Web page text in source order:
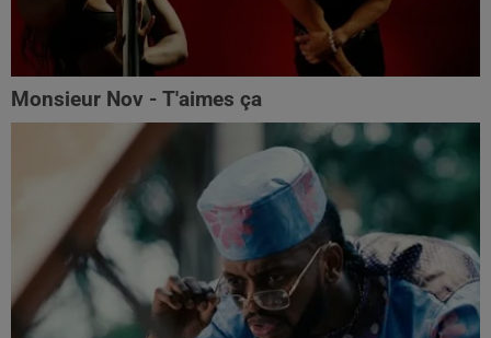
Monsieur Nov - T'aimes ça